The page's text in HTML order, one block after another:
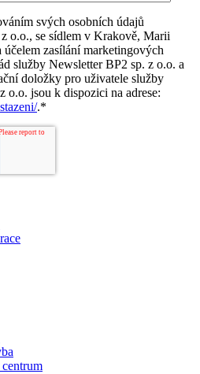
svých osobních údajů
o.o., se sídlem v Krakově, Marii
zasílání marketingových
služby Newsletter BP2 sp. z o.o. a
doložky pro uživatele služby
o.o. jsou k dispozici na adrese:
.*